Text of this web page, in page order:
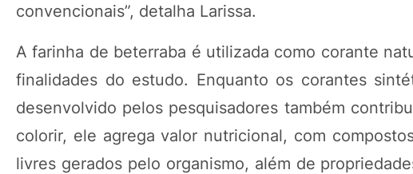
convencionais”, detalha Larissa.
A farinha de beterraba é utilizada como corante
finalidades do estudo. Enquanto os corantes
desenvolvido pelos pesquisadores também
colorir, ele agrega valor nutricional, com
livres gerados pelo organismo, além de